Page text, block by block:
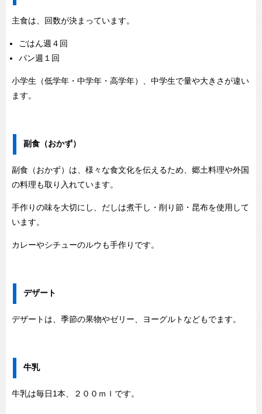
主食は、回数が決まっています。
ごはん週４回
パン週１回
小学生（低学年・中学年・高学年）、中学生で量や大きさが違い
ます。
副食（おかず）
副食（おかず）は、様々な食文化を伝えるため、郷土料理や外国
の料理も取り入れています。
手作りの味を大切にし、だしは煮干し・削り節・昆布を使用して
います。
カレーやシチューのルウも手作りです。
デザート
デザートは、季節の果物やゼリー、ヨーグルトなどもでます。
牛乳
牛乳は毎日1本、２００ｍｌです。